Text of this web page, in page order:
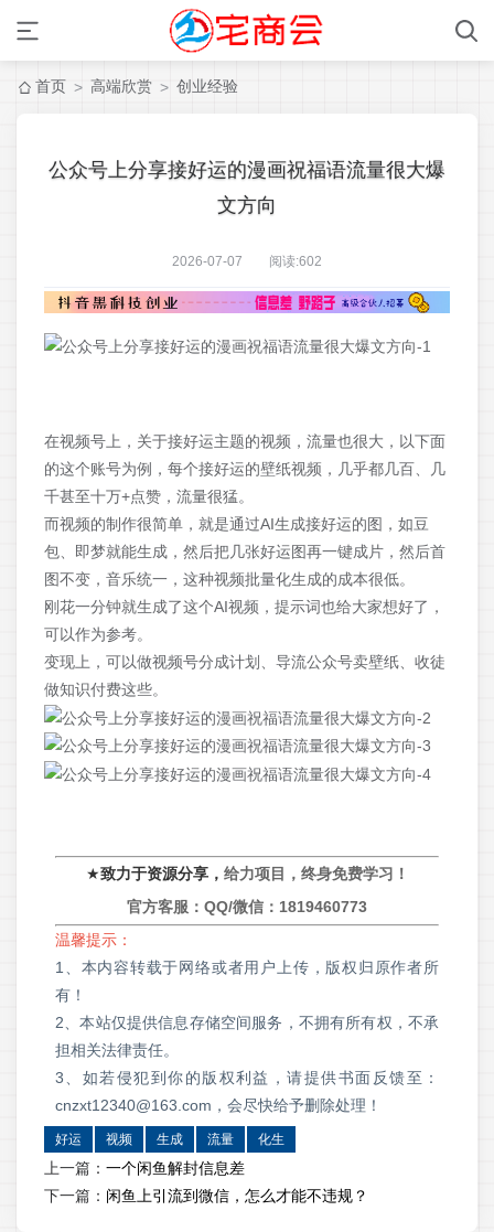
首页 > 高端欣赏 > 创业经验
公众号上分享接好运的漫画祝福语流量很大爆
文方向
2026-07-07 阅读:602
在视频号上，关于接好运主题的视频，流量也很大，以下面
的这个账号为例，每个接好运的壁纸视频，几乎都几百、几
千甚至十万+点赞，流量很猛。
而视频的制作很简单，就是通过AI生成接好运的图，如豆
包、即梦就能生成，然后把几张好运图再一键成片，然后首
图不变，音乐统一，这种视频批量化生成的成本很低。
刚花一分钟就生成了这个AI视频，提示词也给大家想好了，
可以作为参考。
变现上，可以做视频号分成计划、导流公众号卖壁纸、收徒
做知识付费这些。
★致力于资源分享， 给力项目，终身免费学习！
官方客服：QQ/微信： 1819460773
温馨提示：
1、本内容转载于网络或者用户上传，版权归原作者所
有！
2、本站仅提供信息存储空间服务，不拥有所有权，不承
担相关法律责任。
3、如若侵犯到你的版权利益，请提供书面反馈至：
cnzxt12340@163.com，会尽快给予删除处理！
好运 视频 生成 流量 化生
上一篇： 一个闲鱼解封信息差
下一篇： 闲鱼上引流到微信，怎么才能不违规？